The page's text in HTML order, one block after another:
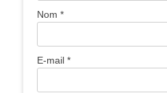
Nom *
E-mail *